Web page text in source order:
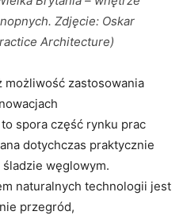
Zdjęcie: Oskar
Architecture)
możliwość zastosowania
spora część rynku prac
dotychczas praktycznie
śladzie węglowym.
naturalnych technologii jest
przegród,